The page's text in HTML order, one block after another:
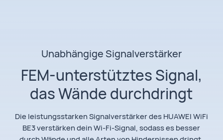
Unabhängige Signalverstärker
FEM-unterstütztes Signal,
das Wände durchdringt
Die leistungsstarken Signalverstärker des HUAWEI WiFi
BE3 verstärken dein Wi-Fi-Signal, sodass es besser